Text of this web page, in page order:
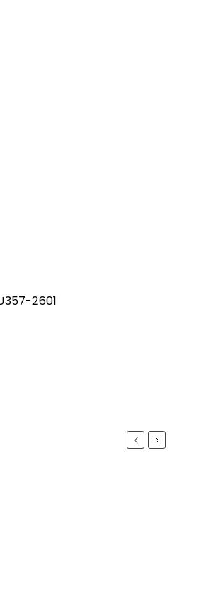
2601
Previous
Next